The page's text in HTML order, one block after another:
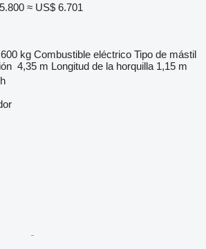
≈ US$ 6.701
kg Combustible eléctrico Tipo de mástil
4,35 m Longitud de la horquilla 1,15 m